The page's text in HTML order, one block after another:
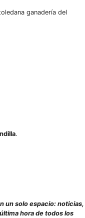
ganadería del
.
un solo espacio: noticias,
hora de todos los